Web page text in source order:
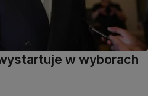
w wyborach